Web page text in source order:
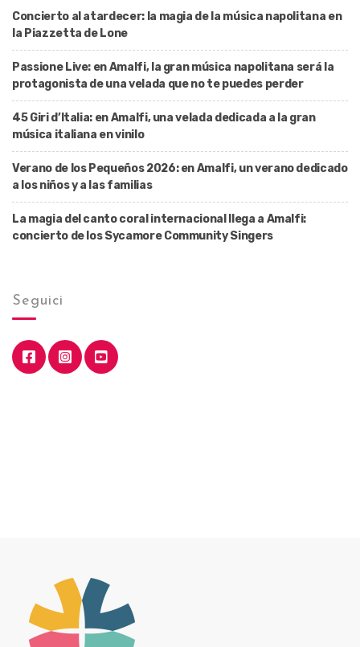
Concierto al atardecer: la magia de la música napolitana en
la Piazzetta de Lone
Passione Live: en Amalfi, la gran música napolitana será la
protagonista de una velada que no te puedes perder
45 Giri d’Italia: en Amalfi, una velada dedicada a la gran
música italiana en vinilo
Verano de los Pequeños 2026: en Amalfi, un verano dedicado
a los niños y a las familias
La magia del canto coral internacional llega a Amalfi:
concierto de los Sycamore Community Singers
Seguici